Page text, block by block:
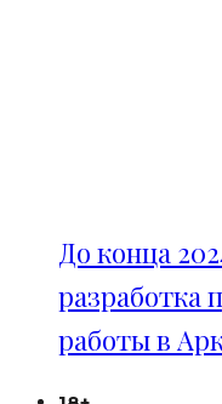
До конца
разработка
работы в